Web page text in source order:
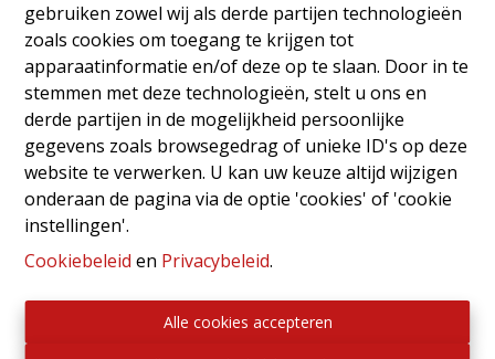
gebruiken zowel wij als derde partijen technologieën
zoals cookies om toegang te krijgen tot
apparaatinformatie en/of deze op te slaan. Door in te
stemmen met deze technologieën, stelt u ons en
derde partijen in de mogelijkheid persoonlijke
gegevens zoals browsegedrag of unieke ID's op deze
website te verwerken. U kan uw keuze altijd wijzigen
onderaan de pagina via de optie 'cookies' of 'cookie
instellingen'.
Cookiebeleid en Privacybeleid.
Alle cookies accepteren
UKKEL – Atelier / magazijn met tal van
mogelijkheden vlakbij Sint-Jobplein
1180 Ukkel| Ref: 2809
€ 295.000